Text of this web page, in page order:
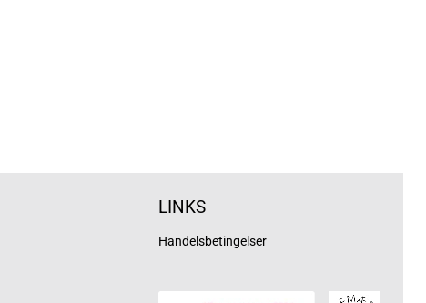
LINKS
Handelsbetingelser